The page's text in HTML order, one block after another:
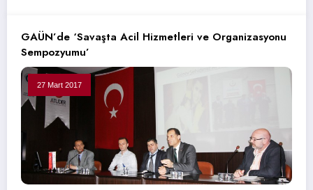
GAÜN’de ‘Savaşta Acil Hizmetleri ve Organizasyonu
Sempozyumu’
27 Mart 2017